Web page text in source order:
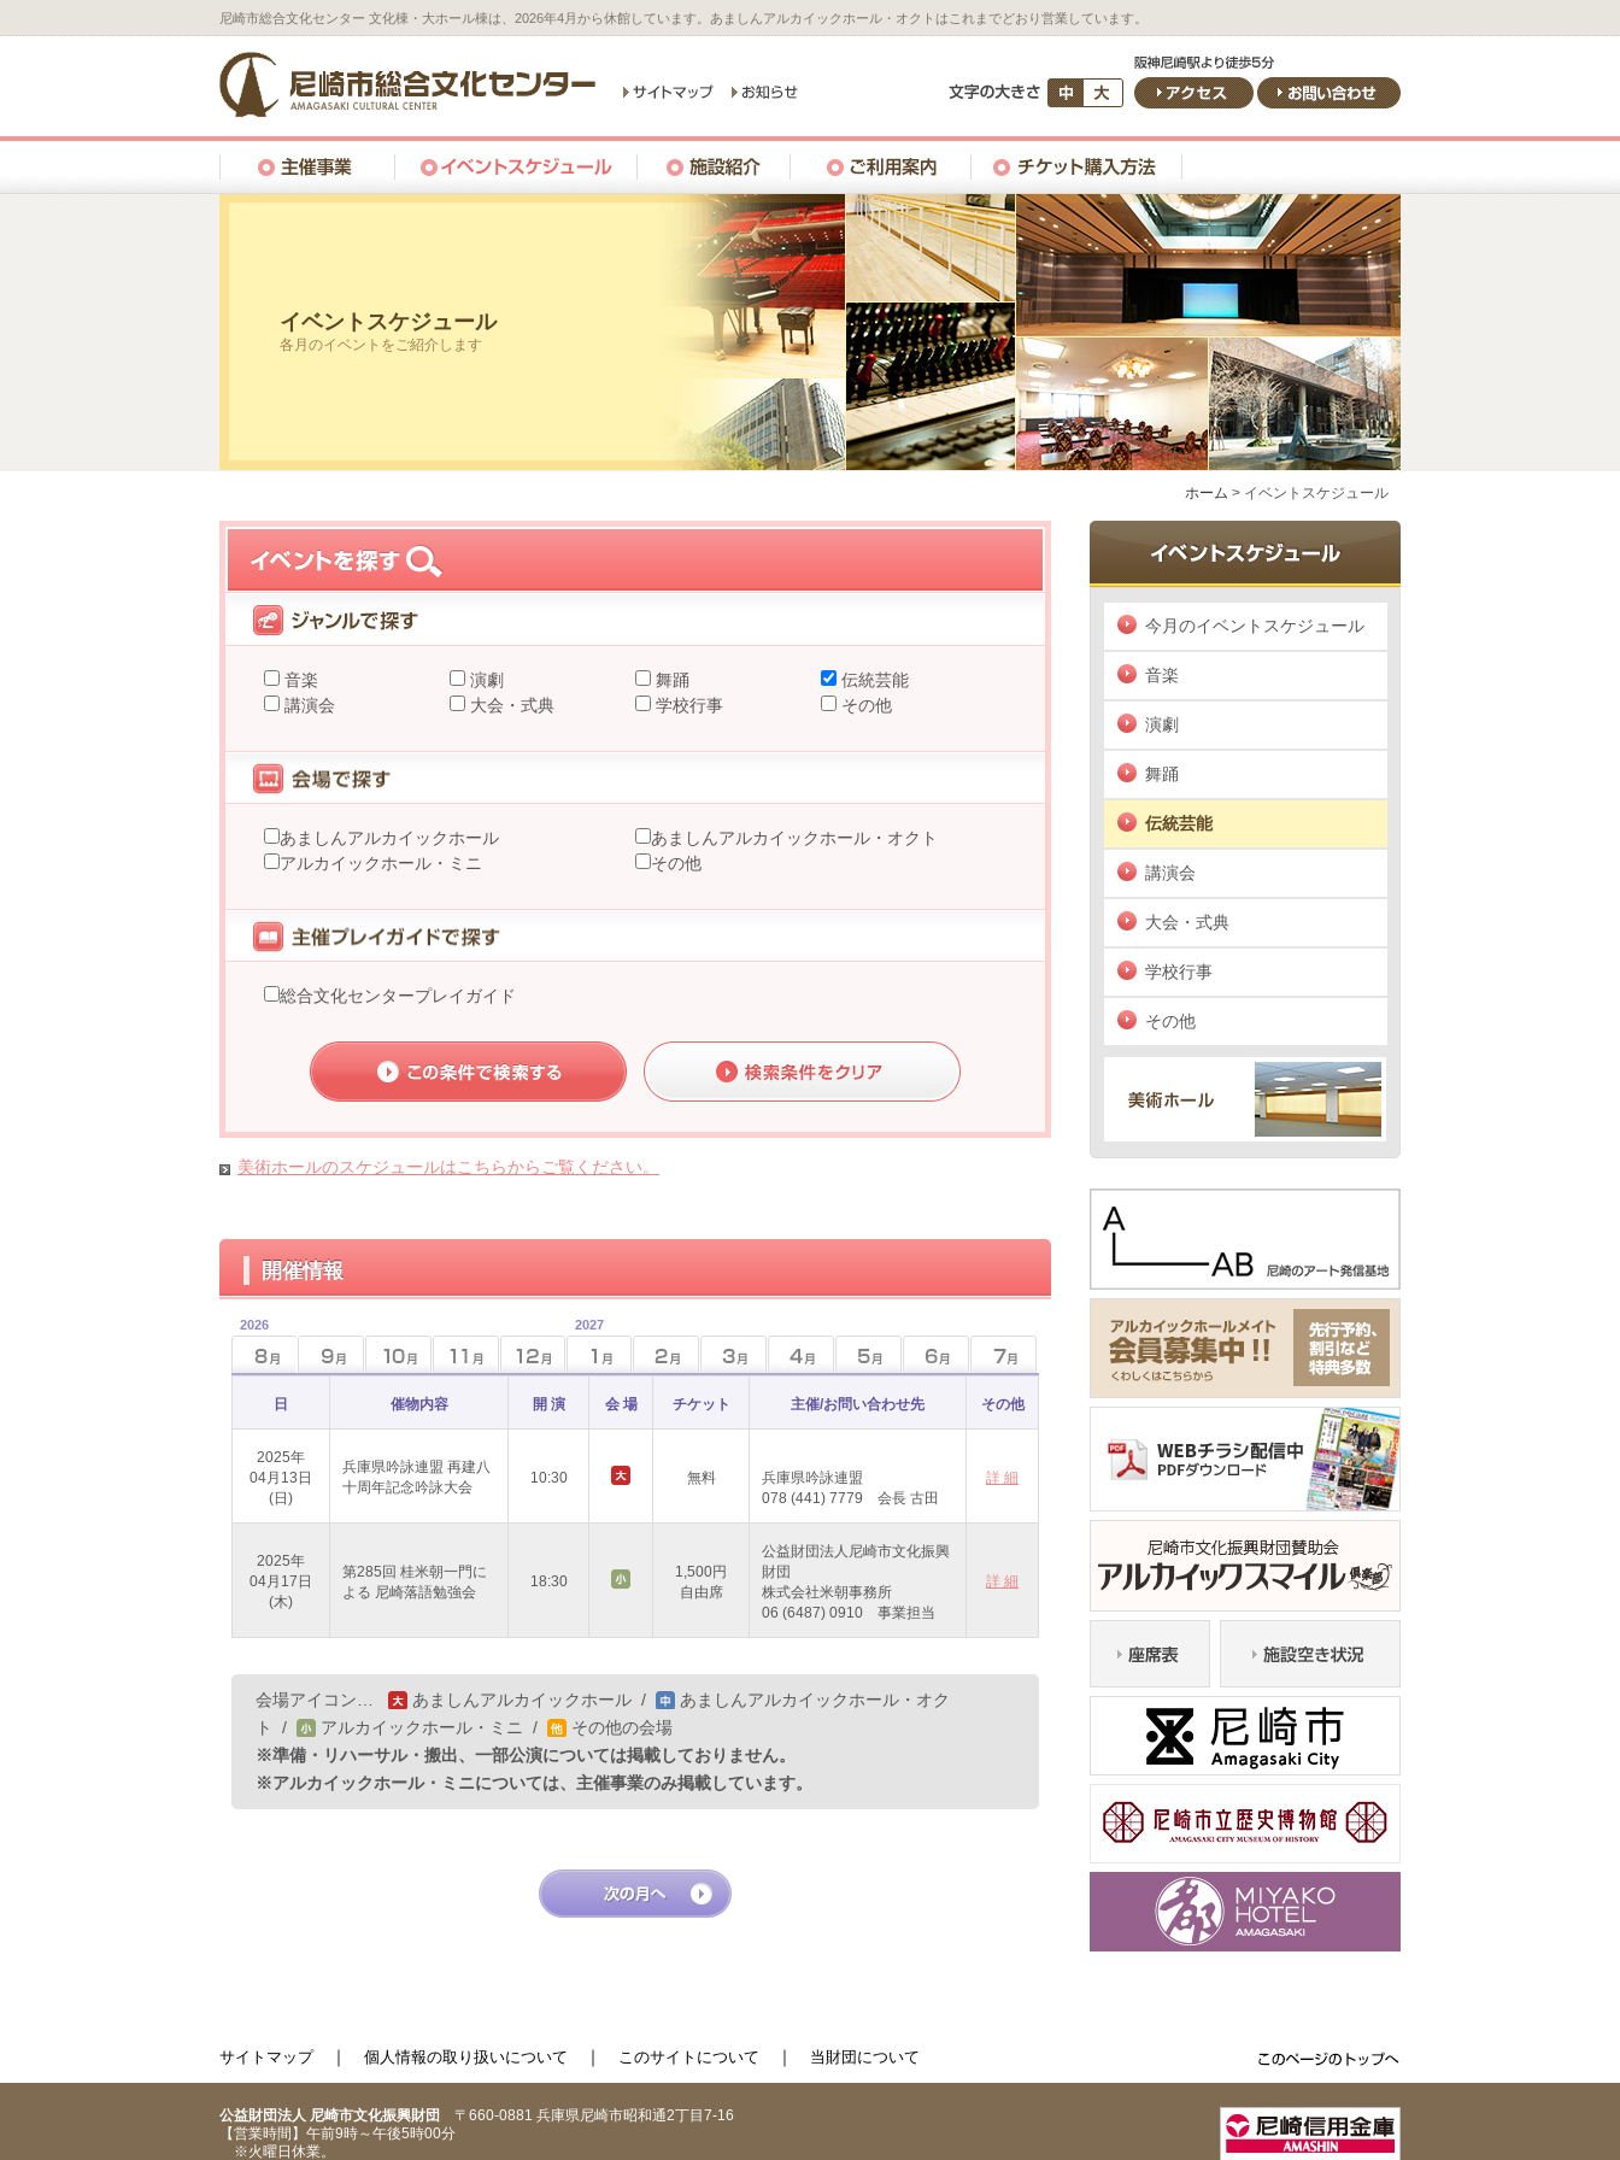
尼崎市総合文化センター 文化棟・大ホール棟は、2026年4月から休館しています。あましんアルカイックホール・オクトはこれまでどおり営業しています。
イベントスケジュール
各月のイベントをご紹介します
ホーム > イベントスケジュール
音楽 演劇 舞踊
伝統芸能
講演会
大会・式典 学校行事 その他
あましんアルカイックホール
あましんアルカイックホール・オクト
アルカイックホール・ミニ
その他
総合文化センタープレイガイド
美術ホールのスケジュールはこちらからご覧ください。
開催情報
2026 2027
日 催物内容 開 演 会 場 チケット 主催/お問い合わせ先 その他
2025年
04月13日
(日)
兵庫県吟詠連盟 再建八
十周年記念吟詠大会
10:30 無料
兵庫県吟詠連盟
078 (441) 7779 会長 古田
詳 細
2025年
04月17日
(木)
第285回 桂米朝一門に
よる 尼崎落語勉強会
18:30
1,500円
自由席
公益財団法人尼崎市文化振興
財団
株式会社米朝事務所
06 (6487) 0910 事業担当
詳 細
会場アイコン… あましんアルカイックホール /
あましんアルカイックホール・オク
ト
/ アルカイックホール・ミニ /
その他の会場
※準備・リハーサル・搬出、一部公演については掲載しておりません。
※アルカイックホール・ミニについては、主催事業のみ掲載しています。
今月のイベントスケジュール
音楽
演劇
舞踊
伝統芸能
講演会
大会・式典
学校行事
その他
サイトマップ｜ 個人情報の取り扱いについて ｜ このサイトについて ｜ 当財団について
公益財団法人 尼崎市文化振興財団 〒660-0881 兵庫県尼崎市昭和通2丁目7-16
【営業時間】午前9時～午後5時00分
※火曜日休業。